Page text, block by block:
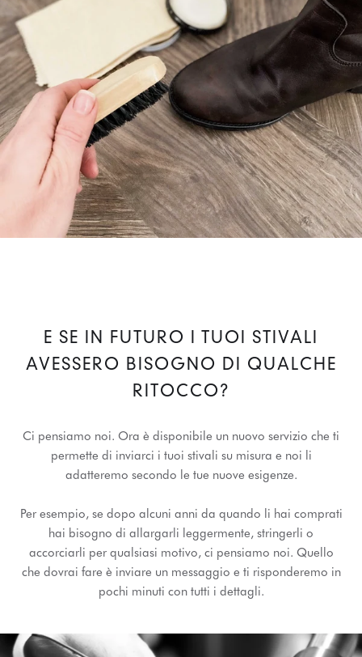
E SE IN FUTURO I TUOI STIVALI
AVESSERO BISOGNO DI QUALCHE
RITOCCO?
Ci pensiamo noi. Ora è disponibile un nuovo servizio che ti
permette di inviarci i tuoi stivali su misura e noi li
adatteremo secondo le tue nuove esigenze.
Per esempio, se dopo alcuni anni da quando li hai comprati
hai bisogno di allargarli leggermente, stringerli o
accorciarli per qualsiasi motivo, ci pensiamo noi. Quello
che dovrai fare è inviare un messaggio e ti risponderemo in
pochi minuti con tutti i dettagli.